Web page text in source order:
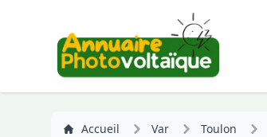
Accueil Var Toulon